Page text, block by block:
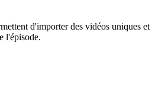
d'importer des vidéos uniques et
l'épisode.